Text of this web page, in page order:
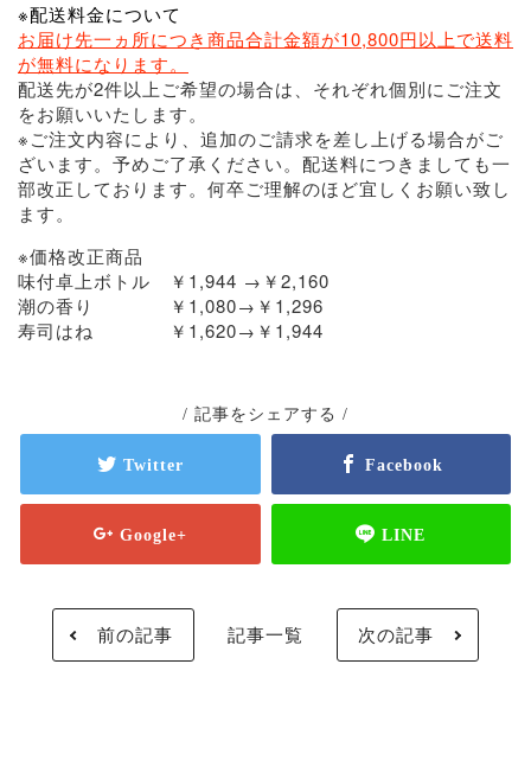
※配送料金について
お届け先一ヵ所につき商品合計金額が10,800円以上で送料
が無料になります。
配送先が2件以上ご希望の場合は、それぞれ個別にご注文
をお願いいたします。
※ご注文内容により、追加のご請求を差し上げる場合がご
ざいます。予めご了承ください。配送料につきましても一
部改正しております。何卒ご理解のほど宜しくお願い致し
ます。
※価格改正商品
味付卓上ボトル ￥1,944 →￥2,160
潮の香り ￥1,080→￥1,296
寿司はね ￥1,620→￥1,944
/ 記事をシェアする /
前の記事 記事一覧 次の記事